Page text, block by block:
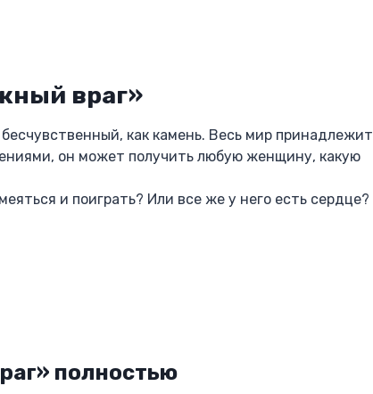
враг»
как камень. Весь мир принадлежит
он может получить любую женщину, какую
и поиграть? Или все же у него есть сердце?
полностью